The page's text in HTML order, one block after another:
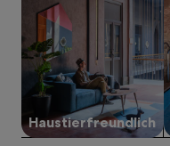
wurde.
Preise
und
Verfügbarkeiten
können
sich
ändern.
Es
können
Haustier­freundlich